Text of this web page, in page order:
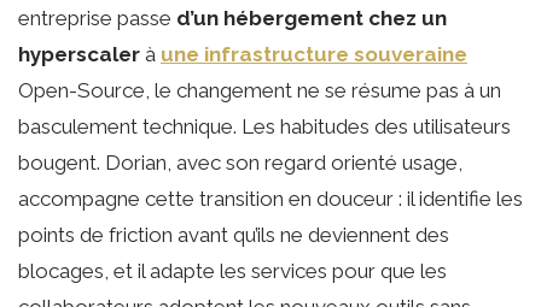
entreprise passe d’un hébergement chez un
hyperscaler à une infrastructure souveraine
Open-Source, le changement ne se résume pas à un
basculement technique. Les habitudes des utilisateurs
bougent. Dorian, avec son regard orienté usage,
accompagne cette transition en douceur : il identifie les
points de friction avant qu’ils ne deviennent des
blocages, et il adapte les services pour que les